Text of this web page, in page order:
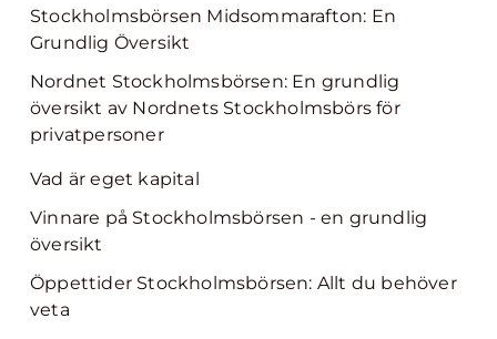
Stockholmsbörsen Midsommarafton: En
Grundlig Översikt
Nordnet Stockholmsbörsen: En grundlig
översikt av Nordnets Stockholmsbörs för
privatpersoner
Vad är eget kapital
Vinnare på Stockholmsbörsen - en grundlig
översikt
Öppettider Stockholmsbörsen: Allt du behöver
veta